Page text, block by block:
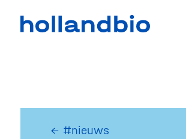
← #nieuws